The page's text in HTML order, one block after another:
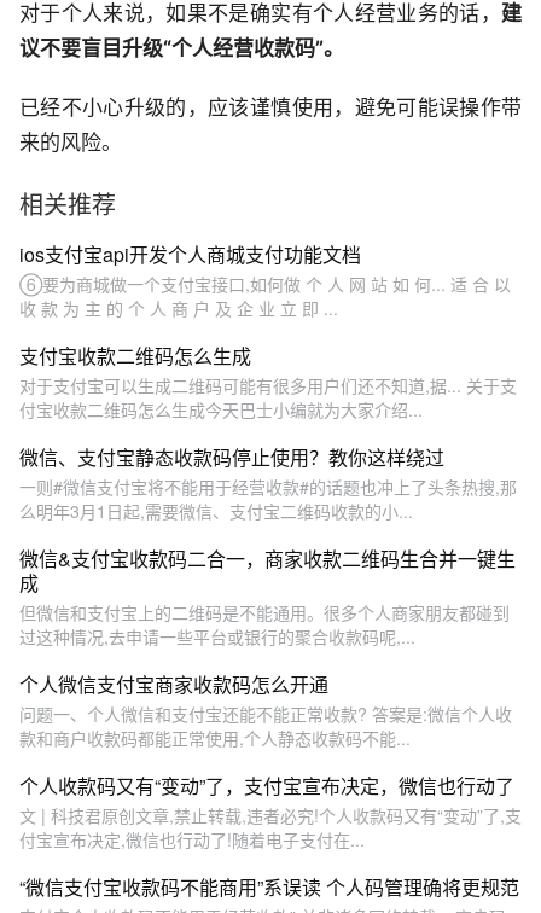
对于个人来说，如果不是确实有个人经营业务的话， 建
议不要盲目升级“个人经营收款码”。
已经不小心升级的，应该谨慎使用，避免可能误操作带
来的风险。
相关推荐
ios支付宝api开发个人商城支付功能文档
⑥要为商城做一个支付宝接口,如何做 个 人 网 站 如 何... 适 合 以
收 款 为 主 的 个 人 商 户 及 企 业 立 即 ...
支付宝收款二维码怎么生成
对于支付宝可以生成二维码可能有很多用户们还不知道,据... 关于支
付宝收款二维码怎么生成今天巴士小编就为大家介绍...
微信、支付宝静态收款码停止使用？教你这样绕过
一则#微信支付宝将不能用于经营收款#的话题也冲上了头条热搜,那
么明年3月1日起,需要微信、支付宝二维码收款的小...
微信&支付宝收款码二合一，商家收款二维码生合并一键生
成
但微信和支付宝上的二维码是不能通用。很多个人商家朋友都碰到
过这种情况,去申请一些平台或银行的聚合收款码呢,...
个人微信支付宝商家收款码怎么开通
问题一、个人微信和支付宝还能不能正常收款? 答案是:微信个人收
款和商户收款码都能正常使用,个人静态收款码不能...
个人收款码又有“变动”了，支付宝宣布决定，微信也行动了
文 | 科技君原创文章,禁止转载,违者必究!个人收款码又有“变动”了,支
付宝宣布决定,微信也行动了!随着电子支付在...
“微信支付宝收款码不能商用”系误读 个人码管理确将更规范